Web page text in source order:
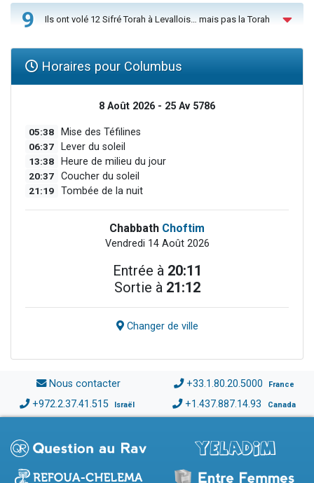
9 Ils ont volé 12 Sifré Torah à Levallois… mais pas la Torah
Horaires pour Columbus
8 Août 2026 - 25 Av 5786
05:38 Mise des Téfilines
06:37 Lever du soleil
13:38 Heure de milieu du jour
20:37 Coucher du soleil
21:19 Tombée de la nuit
Chabbath Choftim
Vendredi 14 Août 2026
Entrée à 20:11
Sortie à 21:12
Changer de ville
Nous contacter +33.1.80.20.5000 France
+972.2.37.41.515 Israël +1.437.887.14.93 Canada